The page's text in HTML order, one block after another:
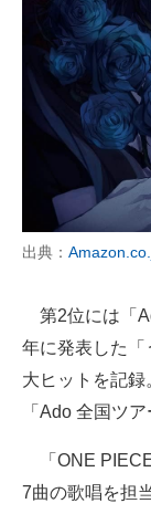
出典：
第2位には「
年に発表した
大ヒットを記
「Ado 全国ツ
「ONE
7曲の歌唱を担